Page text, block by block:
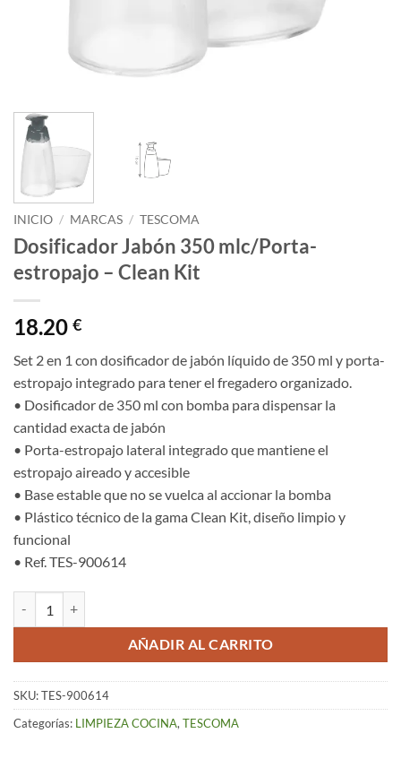
INICIO / MARCAS / TESCOMA
Dosificador Jabón 350 mlc/Porta-
estropajo – Clean Kit
18.20 €
Set 2 en 1 con dosificador de jabón líquido de 350 ml y porta-
estropajo integrado para tener el fregadero organizado.
• Dosificador de 350 ml con bomba para dispensar la
cantidad exacta de jabón
• Porta-estropajo lateral integrado que mantiene el
estropajo aireado y accesible
• Base estable que no se vuelca al accionar la bomba
• Plástico técnico de la gama Clean Kit, diseño limpio y
funcional
• Ref. TES-900614
AÑADIR AL CARRITO
SKU:TES-900614
Categorías: LIMPIEZA COCINA, TESCOMA